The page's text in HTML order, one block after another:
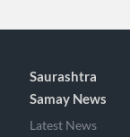
Saurashtra
Samay News
Latest News